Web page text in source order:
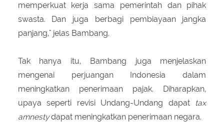
memperkuat kerja sama pemerintah dan pihak
swasta. Dan juga berbagi pembiayaan jangka
panjang," jelas Bambang.
Tak hanya itu, Bambang juga menjelaskan
mengenai perjuangan Indonesia dalam
meningkatkan penerimaan pajak. Diharapkan,
upaya seperti revisi Undang-Undang dapat tax
amnestydapat meningkatkan penerimaan negara.